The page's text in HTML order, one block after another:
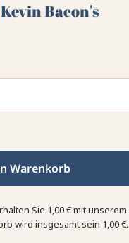
Bacon's
Warenkorb
Sie 1,00 €mit unserem
wird insgesamt sein 1,00 €.